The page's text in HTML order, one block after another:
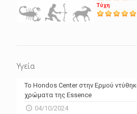
Τύχη
Υγεία
Το Hondos Center στην Ερμού
χρώματα της Essence
04/10/2024